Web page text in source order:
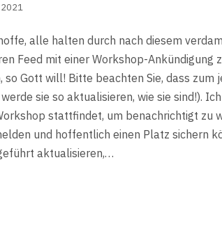
alle halten durch nach diesem
Feed mit einer Workshop-Ankündigung
so Gott will! Bitte beachten Sie, dass
sie so aktualisieren, wie sie sind!).
stattfindet, um benachrichtigt zu
und hoffentlich einen Platz sichern
aktualisieren,…